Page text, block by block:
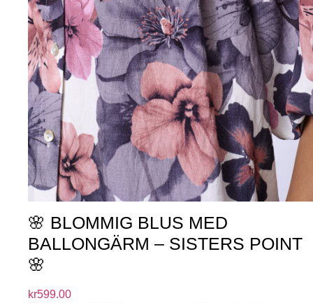
🌸 BLOMMIG BLUS MED
BALLONGÄRM – SISTERS POINT
🌸
kr599.00